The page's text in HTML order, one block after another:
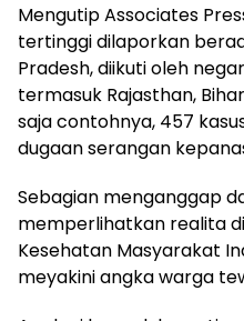
Mengutip Associates
tertinggi dilaporkan
Pradesh, diikuti oleh
termasuk Rajasthan,
saja contohnya, 457
dugaan serangan
Sebagian menganggap
memperlihatkan realita
Kesehatan Masyarakat
meyakini angka warga